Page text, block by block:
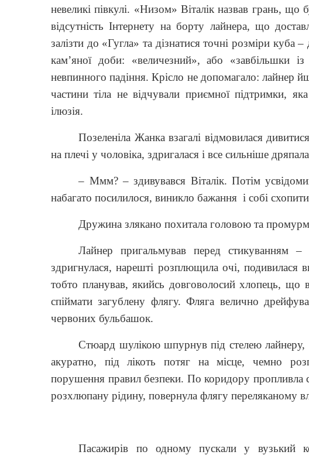
невеликі півкулі. «Низом» Віталік назвав грань,
відсутність Інтернету на борту лайнера, що
залізти до «Гугла» та дізнатися точні розміри куба
кам’яної доби: «величезний», або «завбільшки
невпинного падіння. Крісло не допомагало: лайнер
частини тіла не відчували приємної підтримки,
ілюзія.
Позеленіла Жанка взагалі відмовилася
на плечі у чоловіка, здригалася і все сильніше дряпала
– Ммм? – здивувався Віталік. Потім
набагато посилилося, виникло бажання і собі
Дружина злякано похитала головою та
Лайнер пригальмував перед стикуванням –
здригнулася, нарешті розплющила очі, подивилася
тобто планував, якийсь довговолосий хлопець, що
спіймати загублену флягу. Фляга велично
червоних бульбашок.
Стюард шулікою шпурнув під стелею лайнеру,
акуратно, під лікоть потяг на місце, чемно
порушення правил безпеки. По коридору пропливла
розхлюпану рідину, повернула флягу переляканому
Пасажирів по одному пускали у вузький